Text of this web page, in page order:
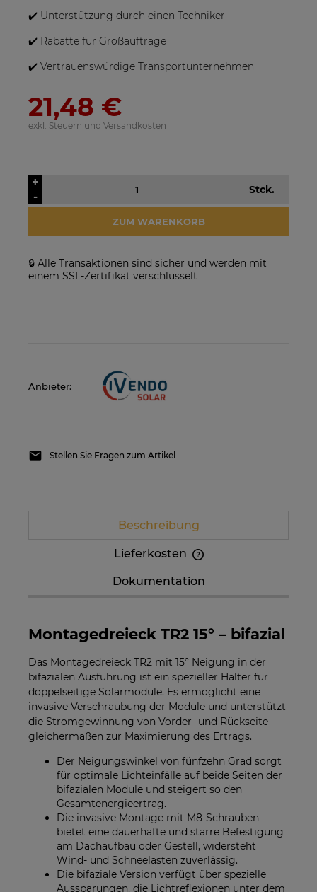
Netzwechselrichter
VERFÜGBARKEIT DER
ARTIKEL MELDEN
86,88 €
VERFÜGBARKEIT DER
ARTIKEL MELDEN
✔️ Unterstützung durch einen Techniker
✔️ Rabatte für Großaufträge
✔️ Vertrauenswürdige Transportunternehmen
21,48 €
exkl. Steuern und Versandkosten
-
+
Stck.
ZUM WARENKORB
🔒 Alle Transaktionen sind sicher und werden mit
einem SSL-Zertifikat verschlüsselt
Anbieter:
Stellen Sie Fragen zum Artikel
Beschreibung
Lieferkosten
enthalten. Die Versandkosten können höher
Dokumentation
Montagedreieck TR2 15° – bifazial
Das Montagedreieck TR2 mit 15° Neigung in der
bifazialen Ausführung ist ein spezieller Halter für
doppelseitige Solarmodule. Es ermöglicht eine
invasive Verschraubung der Module und unterstützt
die Stromgewinnung von Vorder- und Rückseite
gleichermaßen zur Maximierung des Ertrags.
Der Neigungswinkel von fünfzehn Grad sorgt
für optimale Lichteinfälle auf beide Seiten der
bifazialen Module und steigert so den
Gesamtenergieertrag.
Die invasive Montage mit M8-Schrauben
bietet eine dauerhafte und starre Befestigung
am Dachaufbau oder Gestell, widersteht
Wind- und Schneelasten zuverlässig.
Die bifaziale Version verfügt über spezielle
Aussparungen, die Lichtreflexionen unter dem